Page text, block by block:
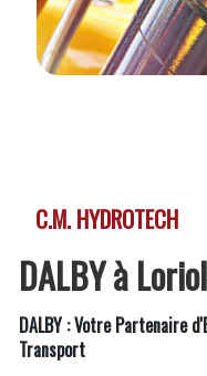
C.M. HYDROTECH
DALBY à
DALBY : Votre Partenaire
Transport